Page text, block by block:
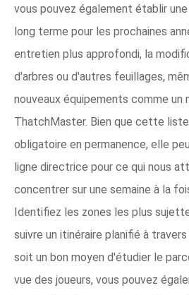
vous pouvez également établir
long terme pour les prochaines
entretien plus approfondi, la
d'arbres ou d'autres feuillages,
nouveaux équipements comme
ThatchMaster. Bien que cette
obligatoire en permanence, elle
ligne directrice pour ce qui nous
concentrer sur une semaine à la
Identifiez les zones les plus
suivre un itinéraire planifié à
soit un bon moyen d'étudier le
vue des joueurs, vous pouvez